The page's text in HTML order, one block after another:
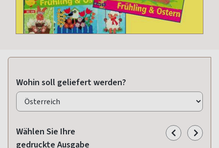
Wohin soll geliefert werden?
Wählen Sie Ihre
gedruckte Ausgabe